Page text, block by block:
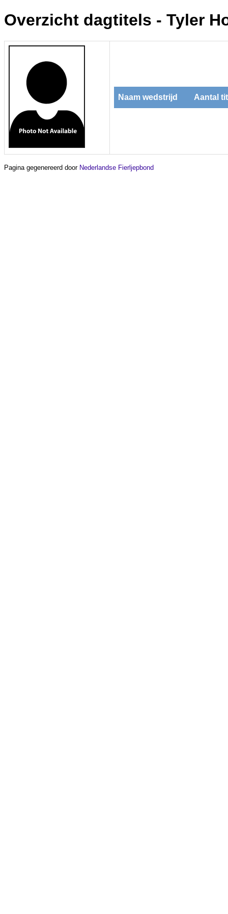
Overzicht dagtitels - Tyler
Naam wedstrijd Aantal
Pagina gegenereerd door Nederlandse Fierljepbond